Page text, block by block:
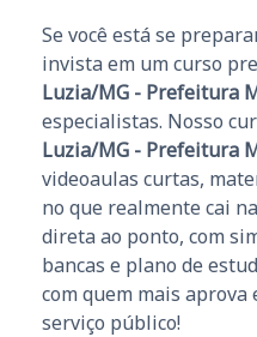
Se você está se
invista em um curso
Luzia/MG - Prefeitura
especialistas. Nosso
Luzia/MG - Prefeitura
videoaulas curtas,
no que realmente cai
direta ao ponto, com
bancas e plano de
com quem mais aprova
serviço público!